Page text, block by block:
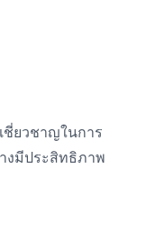
ชี่ยวชาญในการ
งมีประสิทธิภาพ